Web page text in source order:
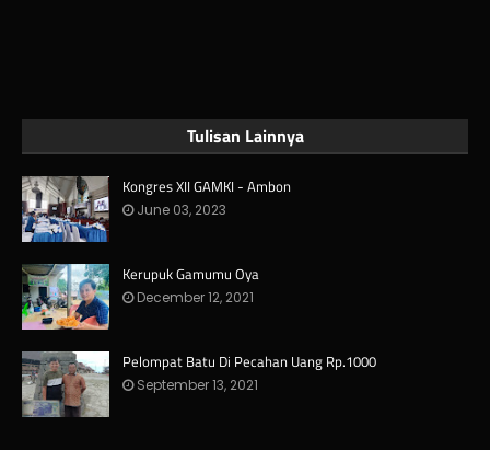
Tulisan Lainnya
Kongres XII GAMKI - Ambon
June 03, 2023
Kerupuk Gamumu Oya
December 12, 2021
Pelompat Batu Di Pecahan Uang Rp.1000
September 13, 2021